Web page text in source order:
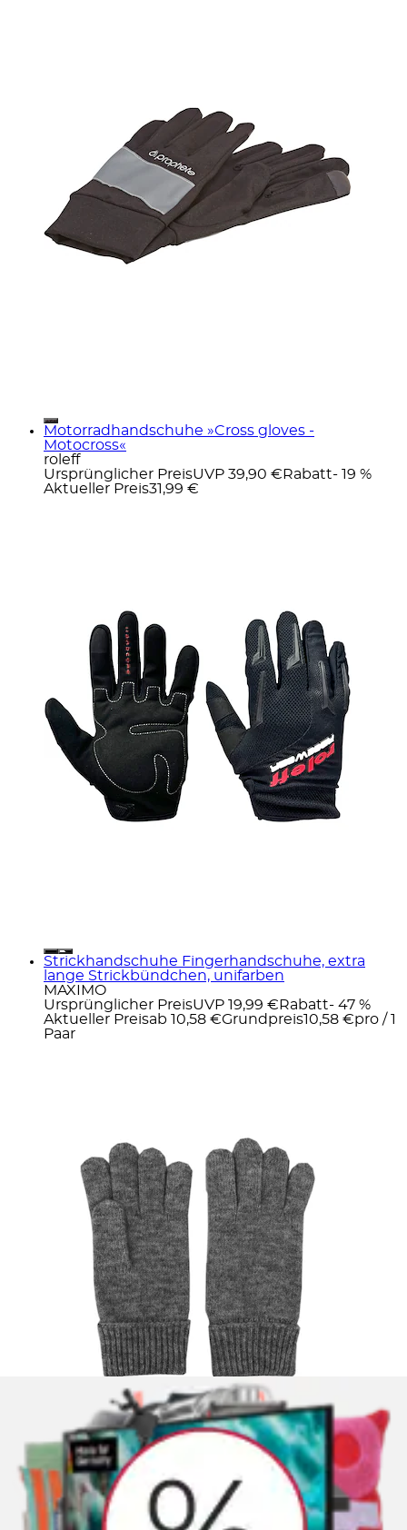
Motorradhandschuhe »Cross gloves -
Motocross«
roleff
Ursprünglicher PreisUVP 39,90 € Rabatt- 19 %
Aktueller Preis31,99 €
Strickhandschuhe Fingerhandschuhe, extra
lange Strickbündchen, unifarben
MAXIMO
Ursprünglicher PreisUVP 19,99 € Rabatt- 47 %
Aktueller Preisab 10,58 €Grundpreis10,58 €pro / 1
Paar
Farben
Skihandschuhe »LAILLA-Z AQUASHIELD®
MÄDCHEN« wasserdicht, winddicht,